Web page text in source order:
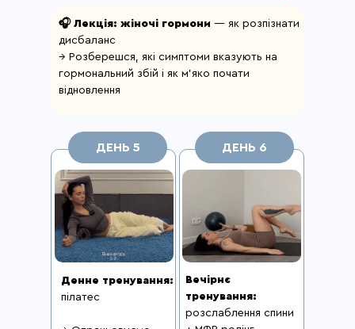
Вечірнє
тренування:
розслаблення спини
ДЕНЬ 6
Денне тренування:
пілатес
ДЕНЬ 5
🎧 Лекція: жіночі гормони — як розпізнати
дисбаланс
→ Розберешся, які симптоми вказують на
гормональний збій і як м’яко почати
відновлення